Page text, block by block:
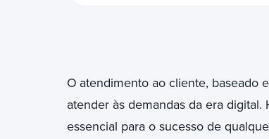
O atendimento ao cliente, baseado
atender às demandas da era
essencial para o sucesso de